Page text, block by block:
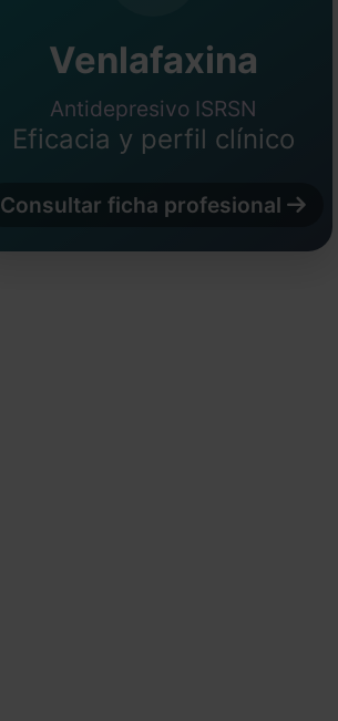
Venlafaxina
Antidepresivo ISRSN
Eficacia y perfil clínico
Consultar ficha profesional